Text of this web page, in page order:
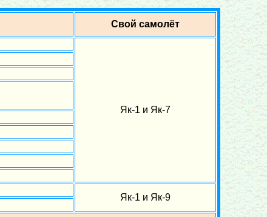
Свой самолёт
Як-1 и Як-7
Як-1 и Як-9